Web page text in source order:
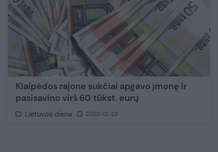
Klaipėdos rajone sukčiai apgavo įmonę ir
pasisavino virš 60 tūkst. eurų
Lietuvos diena 2023-12-22